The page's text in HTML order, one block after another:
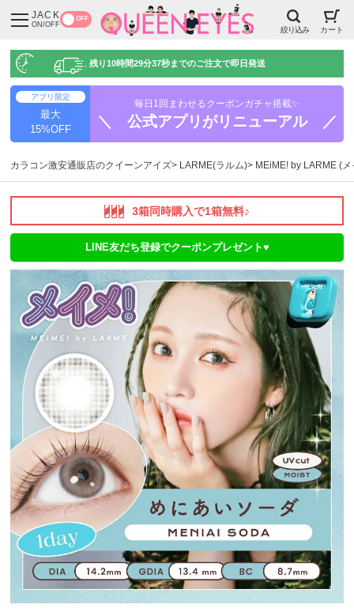
JACK
ON/OFF
OFF
絞り込み カート
残り10時間29分36秒までのご注文で即日発送
アプリ限定
最大
15%OFF
毎日1回まわせるクーポンガチャ搭載✨
＼ 公式アプリがリニューアル ／
カラコン激安通販店のクイーンアイズ LARME(ラルム) MEiME! by LARME (
3箱同時購入で1箱無料♪
LINE友だち登録でクーポンプレゼント♥